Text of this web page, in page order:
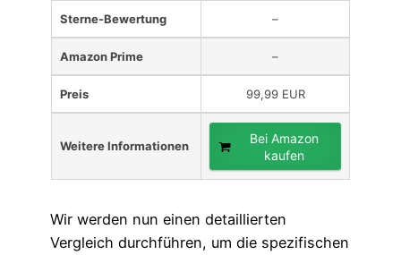
Sterne-Bewertung –
Amazon Prime –
Preis 99,99 EUR
Weitere Informationen
Bei Amazon
kaufen
Wir werden nun einen detaillierten
Vergleich durchführen, um die spezifischen